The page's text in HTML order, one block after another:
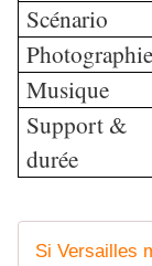
Scénario
Photographie
Musique
Support &
durée
Si Versailles